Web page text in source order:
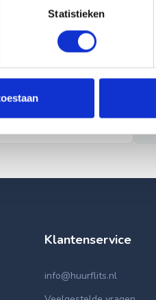
Statistieken
Klantenservice
info@huurflits.nl